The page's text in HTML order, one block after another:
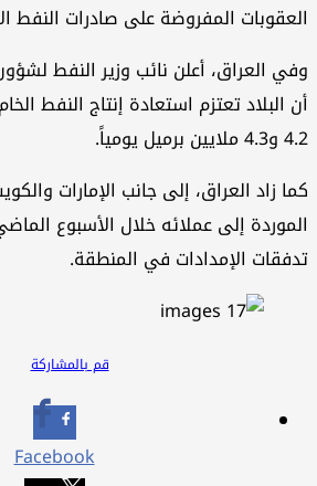
المفروضة على صادرات النفط
العراق، أعلن نائب وزير النفط لشؤون
البلاد تعتزم استعادة إنتاج النفط الخام
يومياً.
زاد العراق، إلى جانب الإمارات
إلى عملائه خلال الأسبوع
الإمدادات في المنطقة.
قم بالمشاركة
Facebook